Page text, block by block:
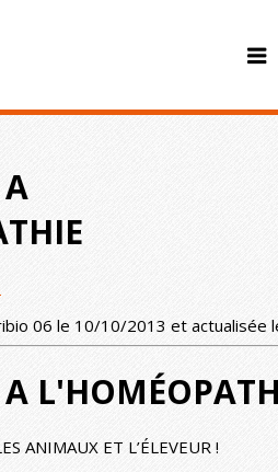
06 le 10/10/2013 et actualisée
ANIMAUX ET L’ÉLEVEUR !